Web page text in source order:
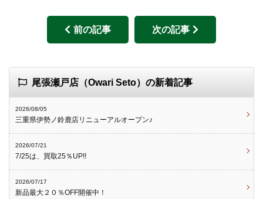
前の記事 次の記事
尾張瀬戸店（Owari Seto）の新着記事
2026/08/05
三重県伊勢ノ鈴鹿店リニューアルオープン♪
2026/07/21
7/25は、買取25％UP!!
2026/07/17
新品最大２０％OFF開催中！